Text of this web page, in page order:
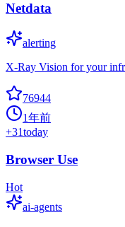
Netdata
alerting
X-Ray Vision for your
76944
1年前
+31today
Browser Use
Hot
ai-agents